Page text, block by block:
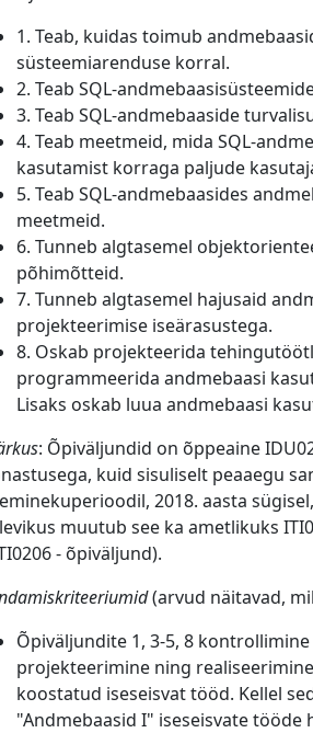
1. Teab, kuidas toimub
süsteemiarenduse korral.
2. Teab SQL-
3. Teab SQL-andmebaaside
4. Teab meetmeid, mida SQL-
kasutamist korraga paljude
5. Teab SQL-andmebaasides
meetmeid.
6. Tunneb algtasemel
põhimõtteid.
7. Tunneb algtasemel hajusaid
projekteerimise iseärasustega.
8. Oskab projekteerida
programmeerida andmebaasi
Lisaks oskab luua andmebaasi
: Õpiväljundid on õppeaine
kuid sisuliselt peaaegu
2018. aasta
muutub see ka ametlikuks
- õpiväljund).
(arvud näitavad,
Õpiväljundite 1, 3-5, 8
projekteerimine ning
koostatud iseseisvat tööd. Kellel
"Andmebaasid I" iseseisvate tööde